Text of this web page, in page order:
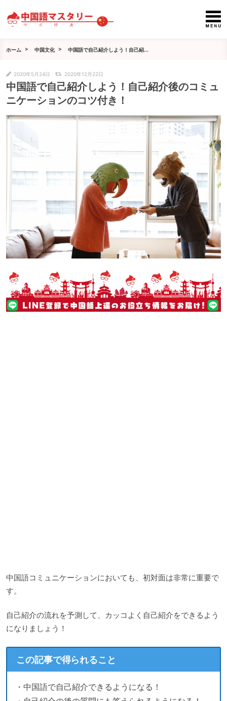
ホーム 中国文化 中国語で自己紹介しよう！自己紹...
2020年5月24日 2020年12月22日
中国語で自己紹介しよう！自己紹介後のコミュ
ニケーションのコツ付き！
中国語コミュニケーションにおいても、初対面は非常に重要で
す。
自己紹介の流れを予測して、カッコよく自己紹介をできるよう
になりましょう！
この記事で得られること
・中国語で自己紹介できるようになる！